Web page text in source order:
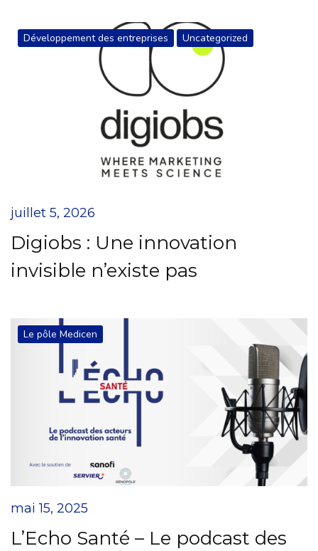
Développement des entreprises Uncategorized
juillet 5, 2026
Digiobs : Une innovation
invisible n’existe pas
Le pôle Medicen
mai 15, 2025
L’Echo Santé – Le podcast des